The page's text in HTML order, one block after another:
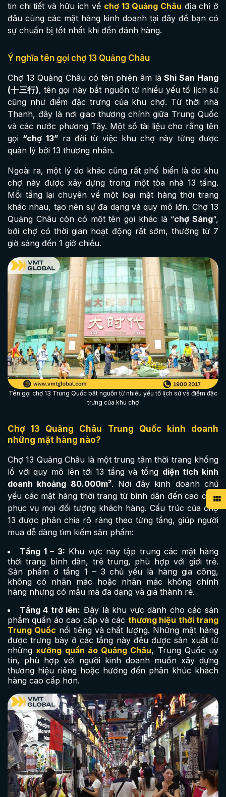
tin chi tiết và hữu ích về chợ 13 Quảng Châu địa chỉ ở
đâu cùng các mặt hàng kinh doanh tại đây để bạn có
sự chuẩn bị tốt nhất khi đến đánh hàng.
Ý nghĩa tên gọi chợ 13 Quảng Châu
Chợ 13 Quảng Châu có tên phiên âm là Shi San Hang
(十三行), tên gọi này bắt nguồn từ nhiều yếu tố lịch sử
cũng như điểm đặc trưng của khu chợ. Từ thời nhà
Thanh, đây là nơi giao thương chính giữa Trung Quốc
và các nước phương Tây. Một số tài liệu cho rằng tên
gọi “chợ 13” ra đời từ việc khu chợ này từng được
quản lý bởi 13 thương nhân.
Ngoài ra, một lý do khác cũng rất phổ biến là do khu
chợ này được xây dựng trong một tòa nhà 13 tầng.
Mỗi tầng lại chuyên về một loại mặt hàng thời trang
khác nhau, tạo nên sự đa dạng và quy mô lớn. Chợ 13
Quảng Châu còn có một tên gọi khác là “chợ Sáng“,
bởi chợ có thời gian hoạt động rất sớm, thường từ 7
giờ sáng đến 1 giờ chiều.
Tên gọi chợ 13 Trung Quốc bắt nguồn từ nhiều yếu tố lịch sử và điểm đặc
trưng của khu chợ
Chợ 13 Quảng Châu Trung Quốc kinh doanh
những mặt hàng nào?
Chợ 13 Quảng Châu là một trung tâm thời trang khổng
lồ với quy mô lên tới 13 tầng và tổng diện tích kinh
doanh khoảng 80.000m². Nơi đây kinh doanh chủ
yếu các mặt hàng thời trang từ bình dân đến cao cấp,
phục vụ mọi đối tượng khách hàng. Cấu trúc của chợ
13 được phân chia rõ ràng theo từng tầng, giúp người
mua dễ dàng tìm kiếm sản phẩm:
Tầng 1 – 3: Khu vực này tập trung các mặt hàng
thời trang bình dân, trẻ trung, phù hợp với giới trẻ.
Sản phẩm ở tầng 1 – 3 chủ yếu là hàng gia công,
không có nhãn mác hoặc nhãn mác không chính
hãng nhưng có mẫu mã đa dạng và giá thành rẻ.
Tầng 4 trở lên: Đây là khu vực dành cho các sản
phẩm quần áo cao cấp và các thương hiệu thời trang
Trung Quốc nổi tiếng và chất lượng. Những mặt hàng
được trưng bày ở các tầng này đều được sản xuất từ
những xưởng quần áo Quảng Châu, Trung Quốc uy
tín, phù hợp với người kinh doanh muốn xây dựng
thương hiệu riêng hoặc hướng đến phân khúc khách
hàng cao cấp hơn.